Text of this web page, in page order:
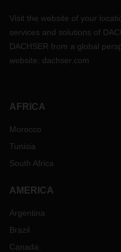
Visit the website of your
services and solutions of
DACHSER from a global
website: dachser.com
AFRICA
Morocco
Tunisia
South Africa
AMERICA
Argentina
Brazil
Canada